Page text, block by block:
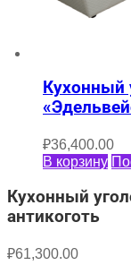
Кухонный
₽36,400.00
В корзину
Кухонный
антикоготь
₽61,300.00